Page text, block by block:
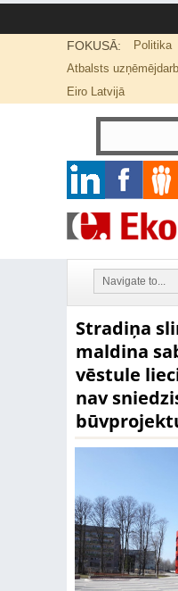
FOKUSĀ: Politika
Atbalsts
Eiro Latvijā
Stradiņa
maldina
vēstule
nav